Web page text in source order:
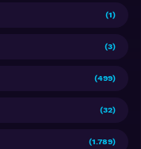
(1)
(3)
(499)
(32)
(1.789)